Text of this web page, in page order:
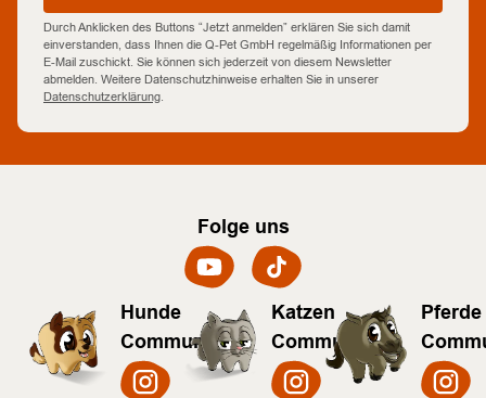
Durch Anklicken des Buttons “Jetzt anmelden” erklären Sie sich damit
einverstanden, dass Ihnen die Q-Pet GmbH regelmäßig Informationen per
E-Mail zuschickt. Sie können sich jederzeit von diesem Newsletter
abmelden. Weitere Datenschutzhinweise erhalten Sie in unserer
Datenschutzerklärung.
Folge uns
Hunde
Community
Katzen
Community
Pferde